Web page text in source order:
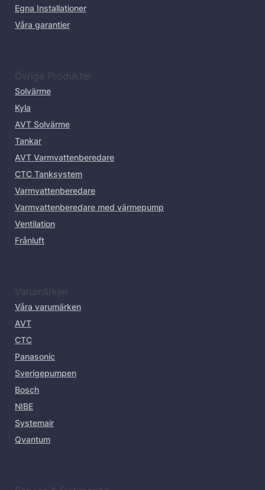
Egna Installationer
Våra garantier
Övriga Produkter
Solvärme
Kyla
AVT Solvärme
Tankar
AVT Varmvattenberedare
CTC Tanksystem
Varmvattenberedare
Varmvattenberedare med värmepump
Ventilation
Frånluft
Varumärken
Våra varumärken
AVT
CTC
Panasonic
Sverigepumpen
Bosch
NIBE
Systemair
Qvantum